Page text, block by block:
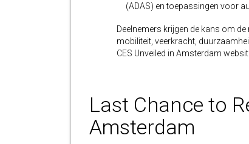
(ADAS) en toepassingen voor
Deelnemers krijgen de kans om
mobiliteit, veerkracht,
CES Unveiled in Amsterdam
Last Chance to
Amsterdam